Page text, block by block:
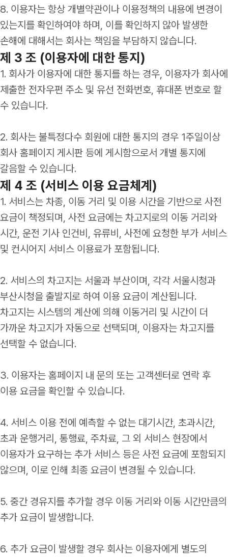
8. 이용자는 항상 개별약관이나 이용정책의 내용에 변경이
있는지를 확인하여야 하며, 이를 확인하지 않아 발생한
손해에 대해서는 회사는 책임을 부담하지 않습니다.
제 3 조 (이용자에 대한 통지)
1. 회사가 이용자에 대한 통지를 하는 경우, 이용자가 회사에
제출한 전자우편 주소 및 유선 전화번호, 휴대폰 번호로 할
수 있습니다.
2. 회사는 불특정다수 회원에 대한 통지의 경우 1주일이상
회사 홈페이지 게시판 등에 게시함으로서 개별 통지에
갈음할 수 있습니다.
제 4 조 (서비스 이용 요금체계)
1. 서비스는 차종, 이동 거리 및 이용 시간을 기반으로 사전
요금이 책정되며, 사전 요금에는 차고지로의 이동 거리와
시간, 운전 기사 인건비, 유류비, 사전에 요청한 부가 서비스
및 컨시어지 서비스 이용료가 포함됩니다.
2. 서비스의 차고지는 서울과 부산이며, 각각 서울시청과
부산시청을 출발지로 하여 이용 요금이 계산됩니다.
차고지는 시스템의 계산에 의해 이동거리 및 시간이 더
가까운 차고지가 자동으로 선택되며, 이용자는 차고지를
선택할 수 없습니다.
3. 이용자는 홈페이지 내 문의 또는 고객센터로 연락 후
이용 요금을 확인할 수 있습니다.
4. 서비스 이용 전에 예측할 수 없는 대기시간, 초과시간,
초과 운행거리, 통행료, 주차료, 그 외 서비스 현장에서
이용자가 요구하는 추가 서비스 등은 사전 요금에 포함되지
않으며, 이로 인해 최종 요금이 변경될 수 있습니다.
5. 중간 경유지를 추가할 경우 이동 거리와 이동 시간만큼의
추가 요금이 발생합니다.
6. 추가 요금이 발생할 경우 회사는 이용자에게 별도의